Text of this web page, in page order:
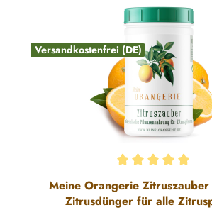
Versandkostenfrei (DE)
Durchschnittliche Bewertung von 5
Meine Orangerie
Zitrusdünger für alle